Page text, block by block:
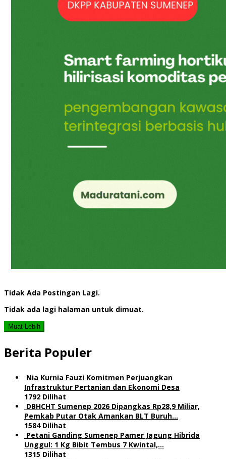
Tidak Ada Postingan Lagi.
Tidak ada lagi halaman untuk dimuat.
Muat Lebih
Berita Populer
Nia Kurnia Fauzi Komitmen Perjuangkan
Infrastruktur Pertanian dan Ekonomi Desa
1792 Dilihat
DBHCHT Sumenep 2026 Dipangkas Rp28,9 Miliar,
Pemkab Putar Otak Amankan BLT Buruh…
1584 Dilihat
Petani Ganding Sumenep Pamer Jagung Hibrida
Unggul: 1 Kg Bibit Tembus 7 Kwintal,…
1315 Dilihat